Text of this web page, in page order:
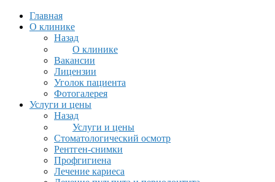
Главная
О клинике
Назад
О клинике
Вакансии
Лицензии
Уголок пациента
Фотогалерея
Услуги и цены
Назад
Услуги и цены
Стоматологический осмотр
Рентген-снимки
Профгигиена
Лечение кариеса